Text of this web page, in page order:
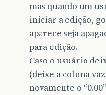
mas quando um
iniciar a edição,
aparece seja
para edição.
Caso o usuário
(deixe a coluna
novamente o